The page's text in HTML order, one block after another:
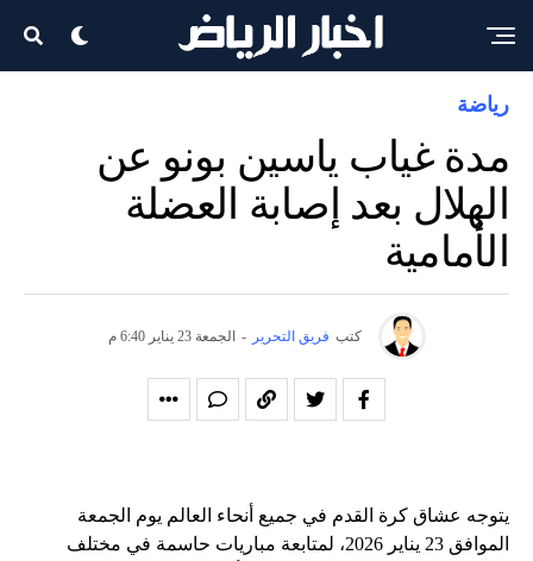
رياضة
مدة غياب ياسين بونو عن
الهلال بعد إصابة العضلة
الأمامية
كتب فريق التحرير - الجمعة 23 يناير 6:40 م
يتوجه عشاق كرة القدم في جميع أنحاء العالم يوم الجمعة
الموافق 23 يناير 2026، لمتابعة مباريات حاسمة في مختلف